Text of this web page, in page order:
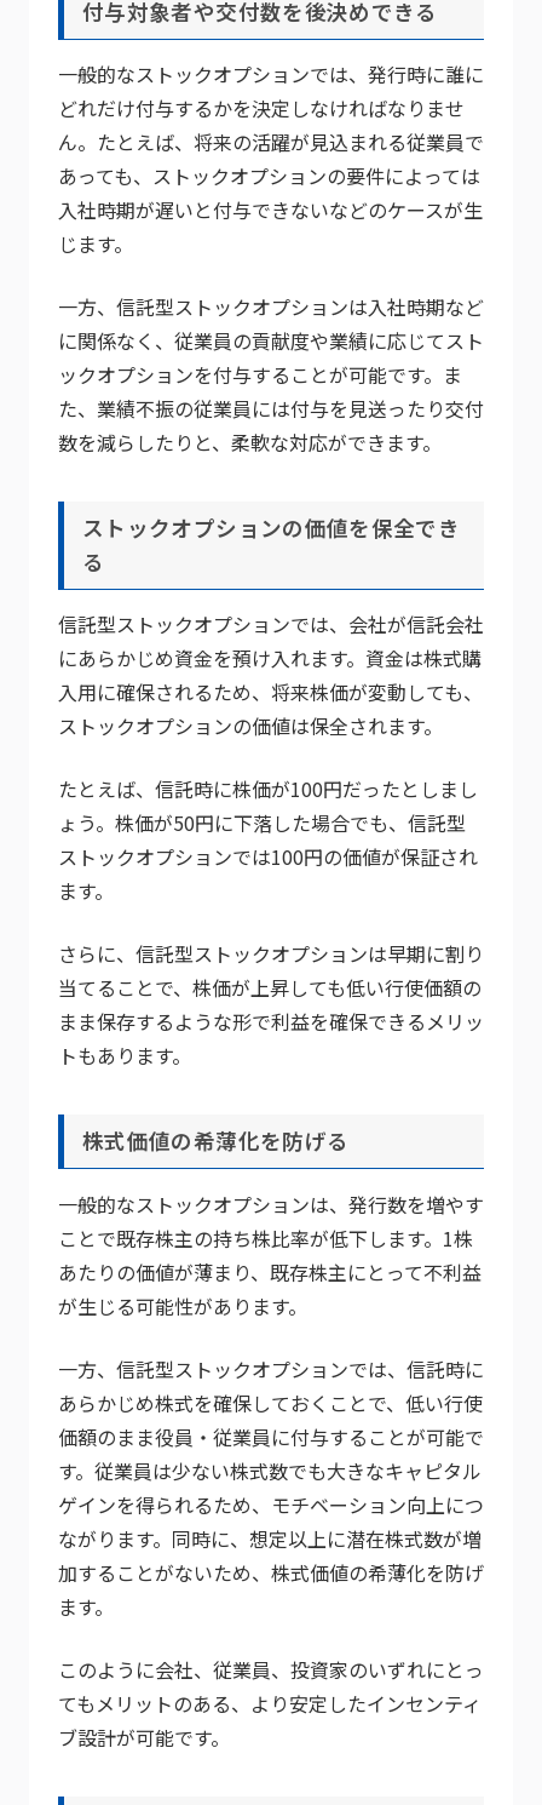
付与対象者や交付数を後決めできる
一般的なストックオプションでは、発行時に誰に
どれだけ付与するかを決定しなければなりませ
ん。たとえば、将来の活躍が見込まれる従業員で
あっても、ストックオプションの要件によっては
入社時期が遅いと付与できないなどのケースが生
じます。
一方、信託型ストックオプションは入社時期など
に関係なく、従業員の貢献度や業績に応じてスト
ックオプションを付与することが可能です。ま
た、業績不振の従業員には付与を見送ったり交付
数を減らしたりと、柔軟な対応ができます。
ストックオプションの価値を保全でき
る
信託型ストックオプションでは、会社が信託会社
にあらかじめ資金を預け入れます。資金は株式購
入用に確保されるため、将来株価が変動しても、
ストックオプションの価値は保全されます。
たとえば、信託時に株価が100円だったとしまし
ょう。株価が50円に下落した場合でも、信託型
ストックオプションでは100円の価値が保証され
ます。
さらに、信託型ストックオプションは早期に割り
当てることで、株価が上昇しても低い行使価額の
まま保存するような形で利益を確保できるメリッ
トもあります。
株式価値の希薄化を防げる
一般的なストックオプションは、発行数を増やす
ことで既存株主の持ち株比率が低下します。1株
あたりの価値が薄まり、既存株主にとって不利益
が生じる可能性があります。
一方、信託型ストックオプションでは、信託時に
あらかじめ株式を確保しておくことで、低い行使
価額のまま役員・従業員に付与することが可能で
す。従業員は少ない株式数でも大きなキャピタル
ゲインを得られるため、モチベーション向上につ
ながります。同時に、想定以上に潜在株式数が増
加することがないため、株式価値の希薄化を防げ
ます。
このように会社、従業員、投資家のいずれにとっ
てもメリットのある、より安定したインセンティ
ブ設計が可能です。